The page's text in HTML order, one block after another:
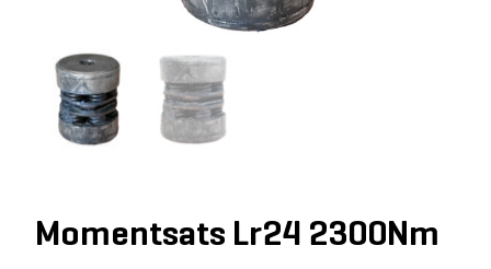
Momentsats Lr24 2300Nm